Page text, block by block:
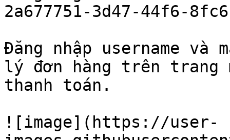
2a677751-3d47-44f6-
Đăng nhập username và
lý đơn hàng trên trang
thanh toán.
![image](https://user-